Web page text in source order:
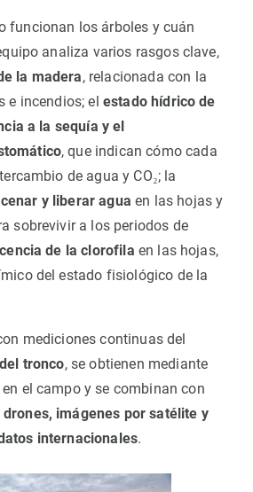
funcionan los árboles y cuán
analiza varios rasgos clave,
la madera, relacionada con la
e incendios; el estado hídrico de
a la sequía y el
, que indican cómo cada
de agua y CO₂; la
y liberar agua en las hojas y
sobrevivir a los periodos de
de la clorofila en las hojas,
del estado fisiológico de la
mediciones continuas del
tronco, se obtienen mediante
el campo y se combinan con
imágenes por satélite y
internacionales.